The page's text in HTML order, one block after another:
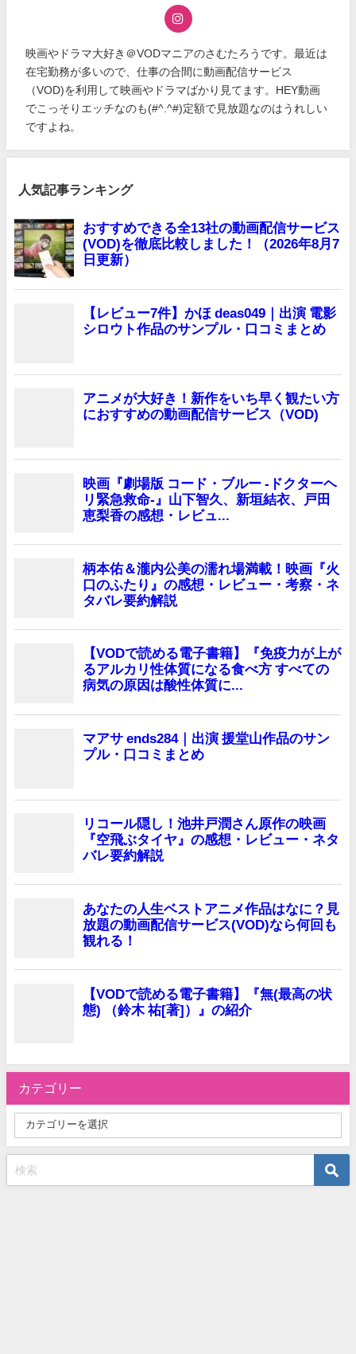
映画やドラマ大好き＠VODマニアのさむたろうです。最近は
在宅勤務が多いので、仕事の合間に動画配信サービス
（VOD)を利用して映画やドラマばかり見てます。HEY動画
でこっそりエッチなのも(#^.^#)定額で見放題なのはうれしい
ですよね。
人気記事ランキング
カテゴリー